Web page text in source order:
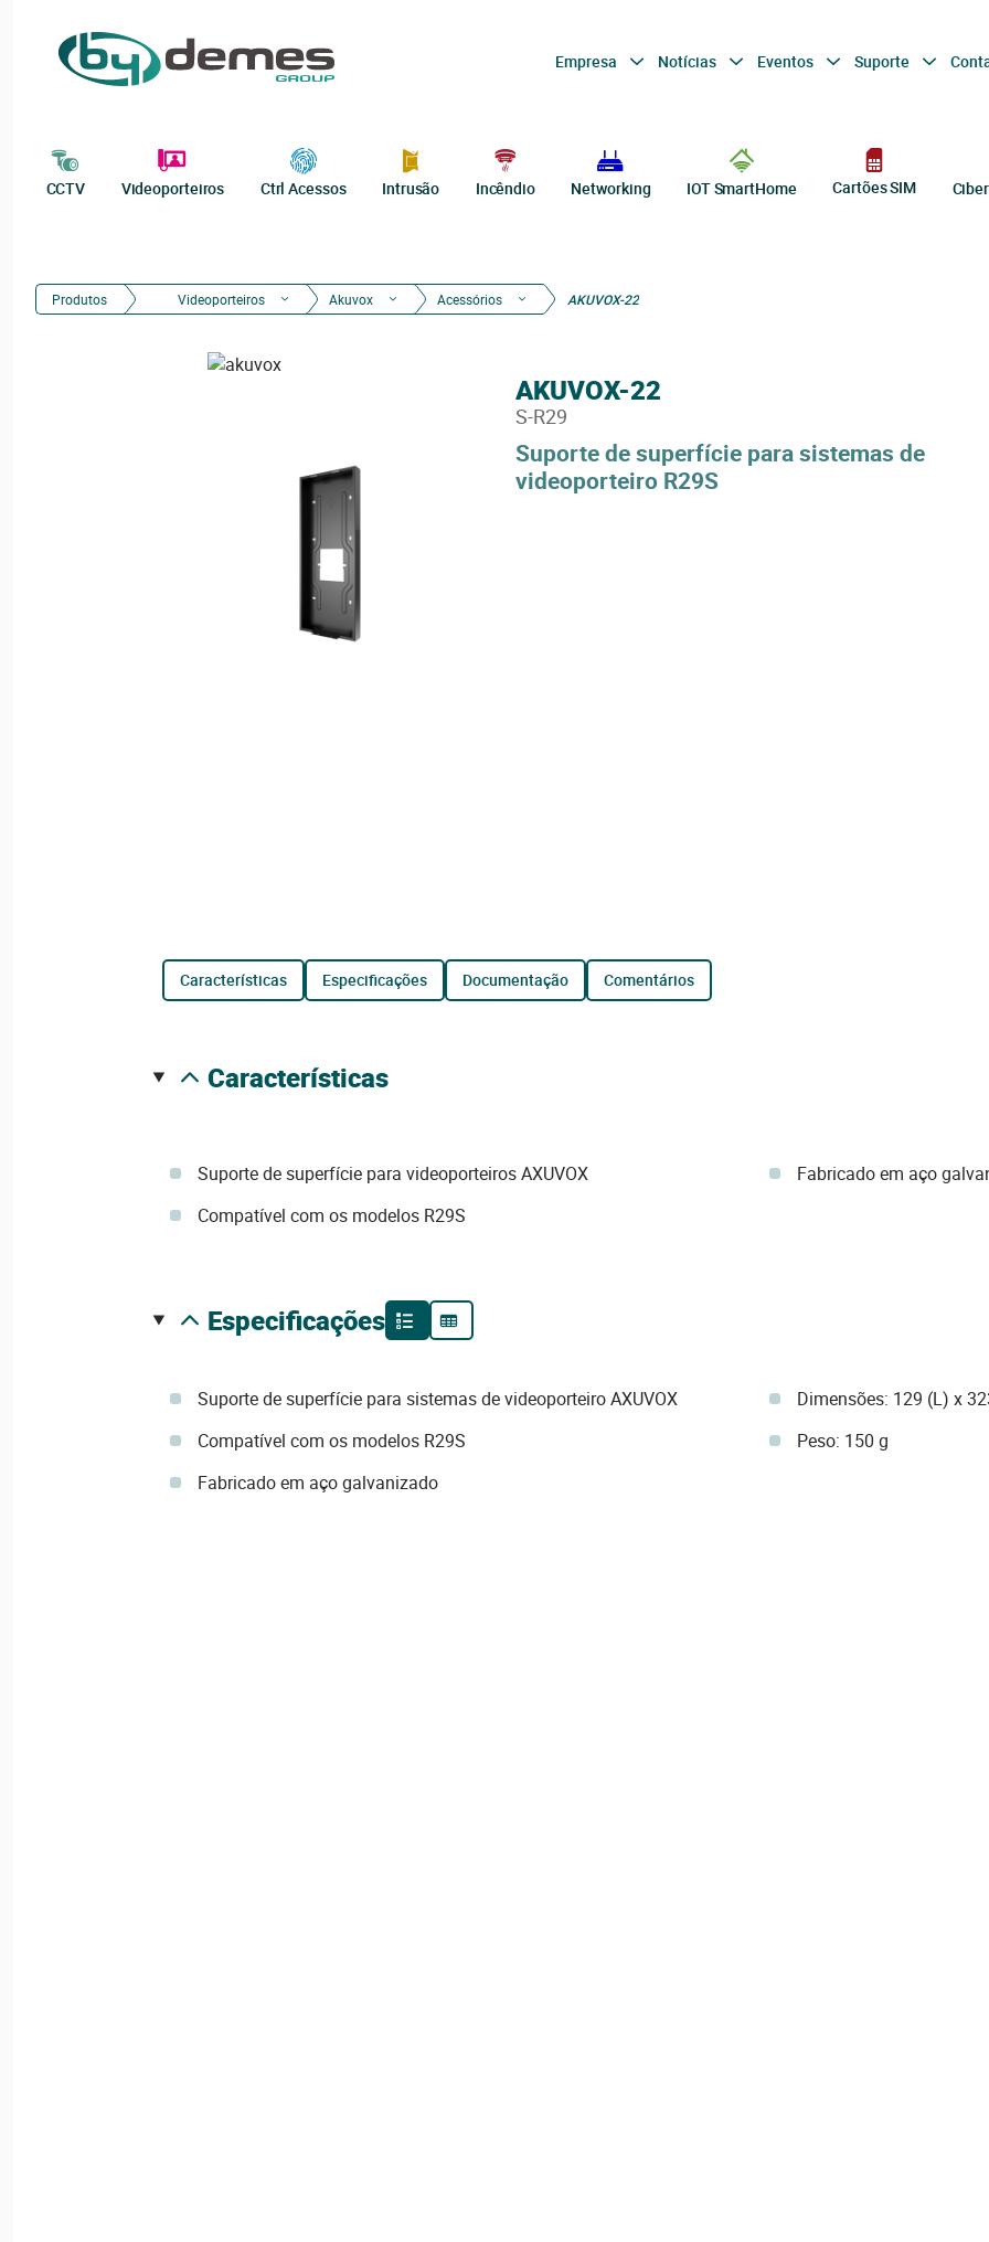
Empresa Notícias Eventos Suporte
CCTV Videoporteiros Ctrl Acessos Intrusão Incêndio Networking IOT SmartHome Cartões SIM
Produtos Videoporteiros Akuvox Acessórios AKUVOX-22
Suporte de superfície para sistemas de
videoporteiro R29S
AKUVOX-22
S-R29
características especificações documentação comentários
características
Suporte de superfície para videoporteiros AXUVOX
Compatível com os modelos R29S
Fabricado em aço
especificações
Suporte de superfície para sistemas de videoporteiro AXUVOX
Compatível com os modelos R29S
Fabricado em aço galvanizado
Dimensões: 129 (L) x
Peso: 150 g